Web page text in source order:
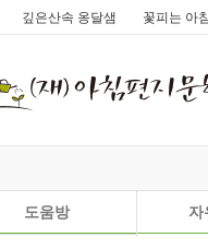
깊은산속 옹달샘 꽃피는 아
도움방 자